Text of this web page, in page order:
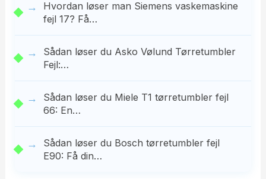
Hvordan løser man Siemens vaskemaskine
fejl 17? Få…
Sådan løser du Asko Vølund Tørretumbler
Fejl:…
Sådan løser du Miele T1 tørretumbler fejl
66: En…
Sådan løser du Bosch tørretumbler fejl
E90: Få din…